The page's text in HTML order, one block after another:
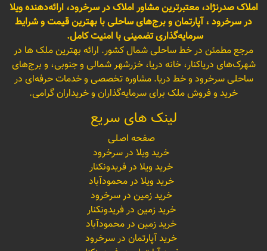
املاک صدرنژاد، معتبرترین مشاور املاک در سرخرود، ارائه‌دهنده ویلا
در سرخرود ، آپارتمان و برج‌های ساحلی با بهترین قیمت و شرایط
سرمایه‌گذاری تضمینی با امنیت کامل.
مرجع مطمئن در خط ساحلی شمال کشور. ارائه بهترین ملک ها در
شهرک‌های دریاکنار، خانه دریا، خزرشهر شمالی و جنوبی، و برج‌های
ساحلی سرخرود و خط دریا. مشاوره تخصصی و خدمات حرفه‌ای در
خرید و فروش ملک برای سرمایه‌گذاران و خریداران گرامی.
لینک های سریع
صفحه اصلی
خرید ویلا در سرخرود
خرید ویلا در فریدونکنار
خرید ویلا در محمودآباد
خرید زمین در سرخرود
خرید زمین در فریدونکنار
خرید زمین در محمودآباد
خرید آپارتمان در سرخرود